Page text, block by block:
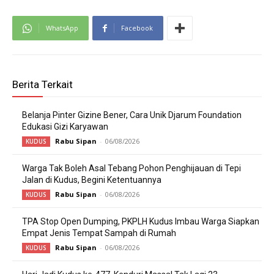
WhatsApp Facebook
Berita Terkait
Belanja Pinter Gizine Bener, Cara Unik Djarum Foundation
Edukasi Gizi Karyawan
KUDUS Rabu Sipan - 06/08/2026
Warga Tak Boleh Asal Tebang Pohon Penghijauan di Tepi
Jalan di Kudus, Begini Ketentuannya
KUDUS Rabu Sipan - 06/08/2026
TPA Stop Open Dumping, PKPLH Kudus Imbau Warga Siapkan
Empat Jenis Tempat Sampah di Rumah
KUDUS Rabu Sipan - 06/08/2026